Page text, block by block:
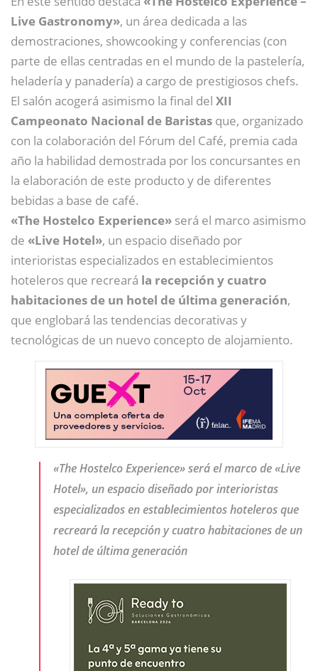
Live Gastronomy», un área dedicada a las
demostraciones, showcooking y conferencias (con
parte de ellas centradas en el mundo de la pastelería,
heladería y panadería) a cargo de prestigiosos chefs.
El salón acogerá asimismo la final del XII
Campeonato Nacional de Baristas que, organizado
con la colaboración del Fórum del Café, premia cada
año la habilidad demostrada por los concursantes en
la elaboración de este producto y de diferentes
bebidas a base de café.
«The Hostelco Experience» será el marco asimismo
de «Live Hotel», un espacio diseñado por
interioristas especializados en establecimientos
hoteleros que recreará la recepción y cuatro
habitaciones de un hotel de última generación,
que englobará las tendencias decorativas y
tecnológicas de un nuevo concepto de alojamiento.
«The Hostelco Experience» será el marco de «Live
Hotel», un espacio diseñado por interioristas
especializados en establecimientos hoteleros que
recreará la recepción y cuatro habitaciones de un
hotel de última generación